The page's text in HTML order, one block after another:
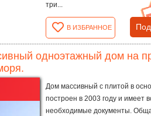
три...
В ИЗБРАННОЕ
одноэтажный дом на
Дом массивный с плитой в
построен в 2003 году и имеет
необходимые документы.